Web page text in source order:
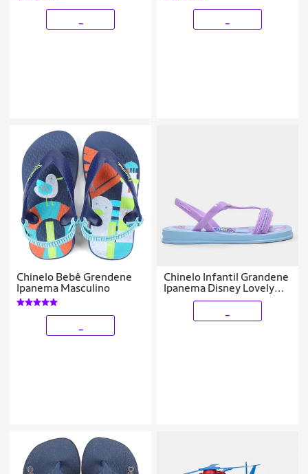
Chinelo Bebê Grendene
Ipanema Masculino
Chinelo Infantil Grandene
Ipanema Disney Lovely
Sand Menina